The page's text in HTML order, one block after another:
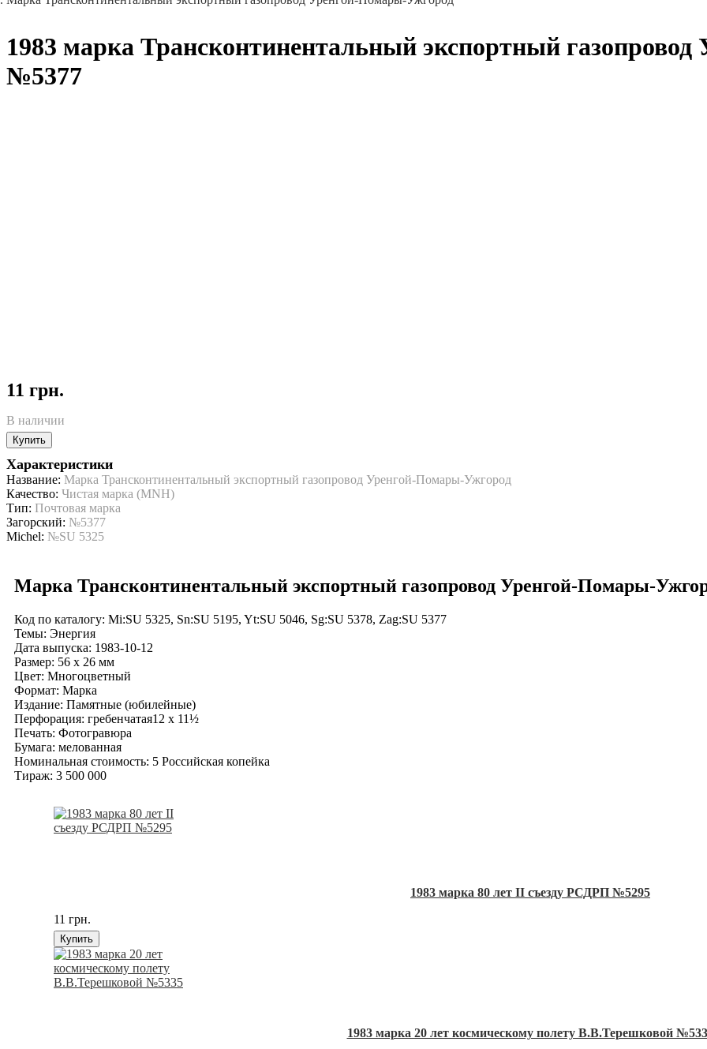
1983 марка Трансконтинентальный экспортный
№5377
11 грн.
В наличии
Купить
Характеристики
Название: Марка Трансконтинентальный экспортный газопровод Уренгой-Помары-Ужгород
Качество: Чистая марка (MNH)
Тип: Почтовая марка
Загорский: №5377
Michel: №SU 5325
Марка Трансконтинентальный экспортный газопровод Уренгой-Помары-
Код по каталогy: Mi:SU 5325, Sn:SU 5195, Yt:SU 5046, Sg:SU 5378, Zag:SU 5377
Темы: Энергия
Дата выпуска: 1983-10-12
Размер: 56 x 26 мм
Цвет: Многоцветный
Формат: Марка
Издание: Памятные (юбилейные)
Перфорация: гребенчатая12 x 11½
Печать: Фотогравюра
Бумага: мелованная
Номинальная стоимость: 5 Российская копейка
Тираж: 3 500 000
1983 марка 80 лет II съезду РСДРП №5295
11 грн.
Купить
1983 марка 20 лет космическому полету В.В.Терешковой